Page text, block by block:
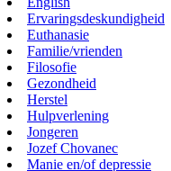
Ervaringsdeskundigheid
Euthanasie
Familie/vrienden
Filosofie
Gezondheid
Herstel
Hulpverlening
Jongeren
Jozef Chovanec
Manie en/of depressie